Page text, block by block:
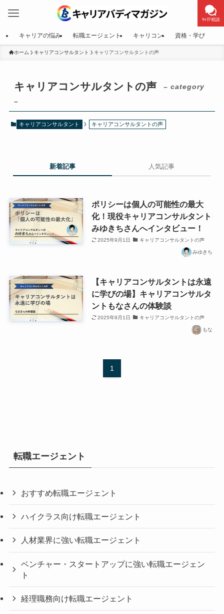
ｷｬﾘｱ相談
キャリアの悩み 転職エージェント キャリコン 資格・学び
ホーム キャリアコンサルタント キャリアコンサルタントの声
キャリアコンサルタントの声
– category
–
キャリアコンサルタント キャリアコンサルタントの声
新着記事 人気記事
ポリシーは個人の可能性の最大
化！現役キャリアコンサルタント
みゆきちさんへインタビュー！
2025年9月1日 キャリアコンサルタントの声
みゆきち
【キャリアコンサルタントは永遠
に学びの場】キャリアコンサルタ
ントもなさんの体験談
2025年9月1日 キャリアコンサルタントの声
もな
1
転職エージェント
おすすめ転職エージェント
ハイクラス向け転職エージェント
人材業界に強い転職エージェント
ベンチャー・スタートアップに強い転職エージェン
ト
経理職務向け転職エージェント